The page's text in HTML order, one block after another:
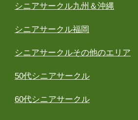
シニアサークル九州＆沖縄
シニアサークル福岡
シニアサークルその他のエリア
50代シニアサークル
60代シニアサークル